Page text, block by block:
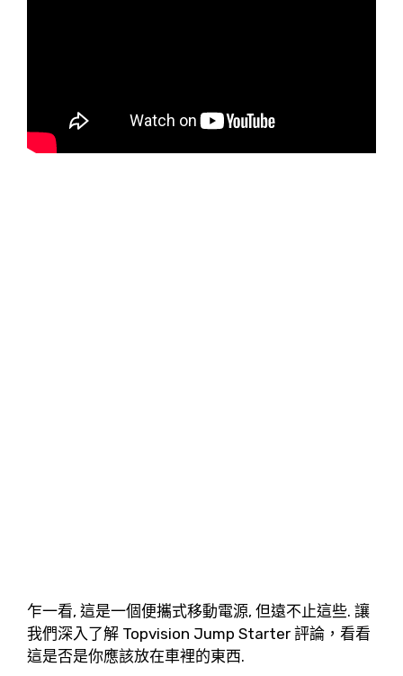
乍一看, 這是一個便攜式移動電源, 但遠不止這些. 讓
我們深入了解 Topvision Jump Starter 評論，看看
這是否是你應該放在車裡的東西.